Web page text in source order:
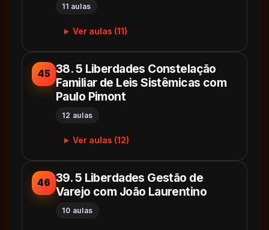
11 aulas
Ver aulas (11)
45 38. 5 Liberdades Constelação
Familiar de Leis Sistêmicas com
Paulo Pimont
12 aulas
Ver aulas (12)
46 39. 5 Liberdades Gestão de
Varejo com João Laurentino
10 aulas